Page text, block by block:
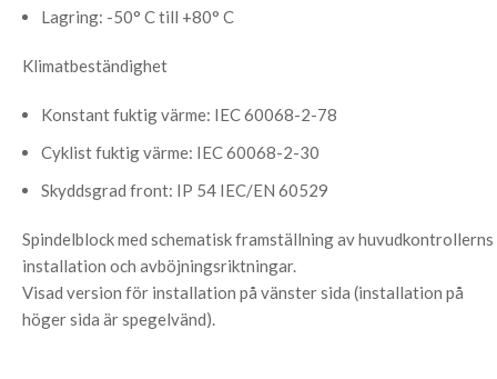
Lagring: -50° C till +80° C
Klimatbeständighet
Konstant fuktig värme: IEC 60068-2-78
Cyklist fuktig värme: IEC 60068-2-30
Skyddsgrad front: IP 54 IEC/EN 60529
Spindelblock med schematisk framställning av huvudkontrollerns
installation och avböjningsriktningar.
Visad version för installation på vänster sida (installation på
höger sida är spegelvänd).